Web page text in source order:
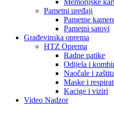
Memorijske
Pametni uređaji
Pametne
Pametni satovi
Građevinska oprema
HTZ Oprema
Radne patike
Odijela i
Naočale i
Maske i
Kacige i viziri
Video Nadzor